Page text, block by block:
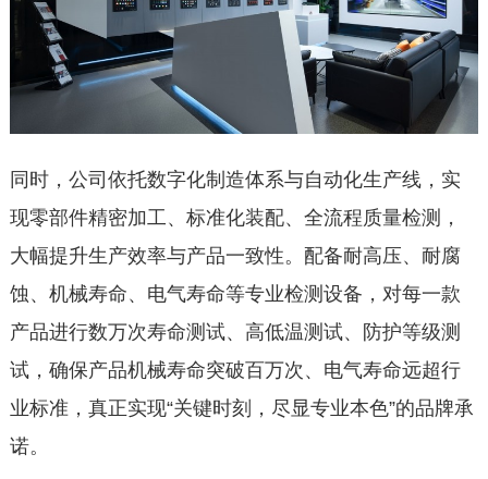
同时，公司依托数字化制造体系与自动化生产线，实
现零部件精密加工、标准化装配、全流程质量检测，
大幅提升生产效率与产品一致性。配备耐高压、耐腐
蚀、机械寿命、电气寿命等专业检测设备，对每一款
产品进行数万次寿命测试、高低温测试、防护等级测
试，确保产品机械寿命突破百万次、电气寿命远超行
业标准，真正实现“关键时刻，尽显专业本色”的品牌承
诺。